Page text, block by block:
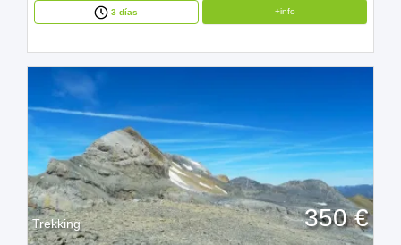
3 días +info
Trekking 350 €